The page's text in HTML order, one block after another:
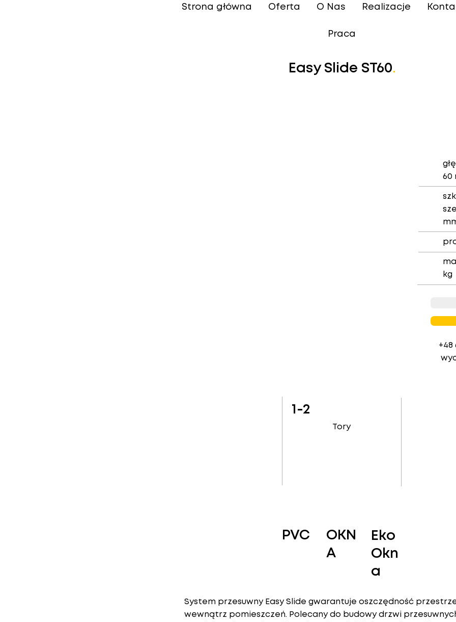
Strona główna Oferta O Nas Realizacje
Praca
Easy Slide ST60.
60
kg
+48
1-2
Tory
PVC
OKN
A
Eko
Okn
a
System przesuwny Easy Slide gwarantuje oszczędność
wewnątrz pomieszczeń. Polecany do budowy drzwi